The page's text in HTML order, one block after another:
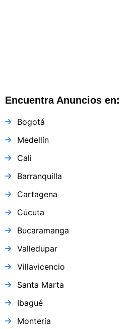
Encuentra Anuncios en:
Bogotá
Medellín
Cali
Barranquilla
Cartagena
Cúcuta
Bucaramanga
Valledupar
Villavicencio
Santa Marta
Ibagué
Montería